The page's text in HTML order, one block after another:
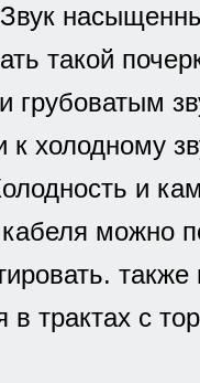
такой
грубоватым
к холодному
и
можно
в трактах с